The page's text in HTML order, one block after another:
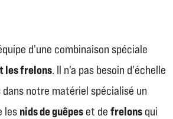
d'une combinaison spéciale
les frelons. Il n'a pas besoin d'échelle
dans notre matériel spécialisé un
les nids de guêpes et defrelons qui